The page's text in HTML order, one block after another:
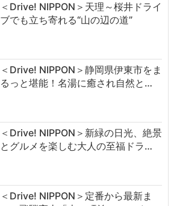
＜Drive! NIPPON＞天理～桜井ドライ
ブでも立ち寄れる“山の辺の道”
＜Drive! NIPPON＞静岡県伊東市をま
るっと堪能！名湯に癒され自然と…
＜Drive! NIPPON＞新緑の日光、絶景
とグルメを楽しむ大人の至福ドラ…
＜Drive! NIPPON＞定番から最新ま